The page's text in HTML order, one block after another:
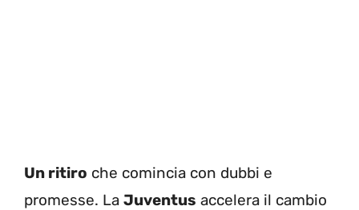
Un ritiro che comincia con dubbi e
promesse. La Juventus accelera il cambio